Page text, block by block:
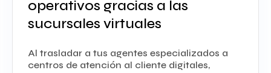
operativos gracias a las
sucursales virtuales
Al trasladar a tus agentes especializados a
centros de atención al cliente digitales,